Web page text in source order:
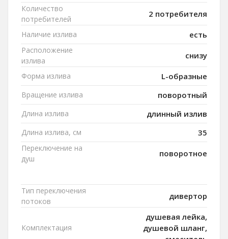
Количество
потребителей
2 потребителя
Наличие излива есть
Расположение
излива
снизу
Форма излива L-образные
Вращение излива поворотный
Длина излива длинный излив
Длина излива, см 35
Переключение на
душ
поворотное
Тип переключения
потоков
дивертор
Комплектация
душевая лейка,
душевой шланг,